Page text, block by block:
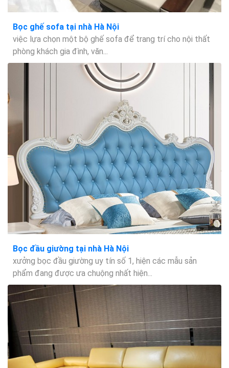
Bọc ghế sofa tại nhà Hà Nội
việc lựa chọn một bộ ghế sofa để trang trí cho nội thất
phòng khách gia đình, văn...
Bọc đầu giường tại nhà Hà Nội
xưởng bọc đầu giường uy tín số 1, hiện các mẫu sản
phẩm đang được ưa chuộng nhất hiện...